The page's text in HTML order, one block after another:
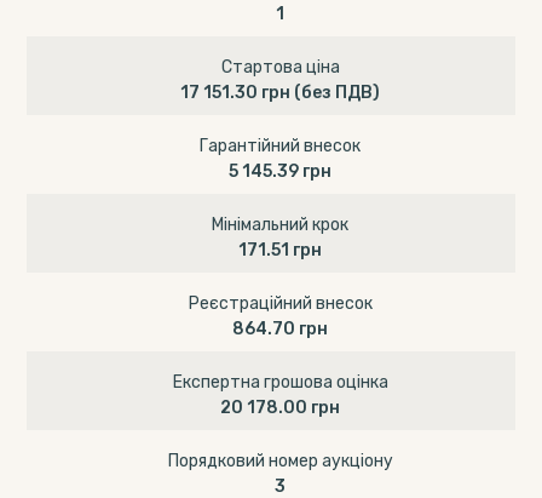
1
Стартова ціна
17 151.30 грн (без ПДВ)
Гарантійний внесок
5 145.39 грн
Мінімальний крок
171.51 грн
Реєстраційний внесок
864.70 грн
Експертна грошова оцінка
20 178.00 грн
Порядковий номер аукціону
3